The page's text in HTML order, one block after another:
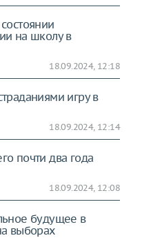
на школу в
18.09.2024, 12:18
игру в
18.09.2024, 12:14
почти два года
18.09.2024, 12:08
будущее в
выборах